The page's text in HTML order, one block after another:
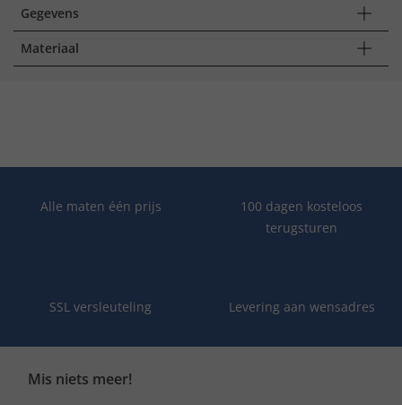
Gegevens
Materiaal
Alle maten één prijs
100 dagen kosteloos
terugsturen
SSL versleuteling Levering aan wensadres
Mis niets meer!